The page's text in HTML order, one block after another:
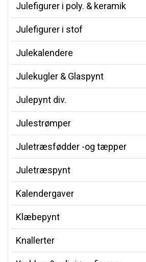
Julefigurer i poly. & keramik
Julefigurer i stof
Julekalendere
Julekugler & Glaspynt
Julepynt div.
Julestrømper
Juletræsfødder -og tæpper
Juletræspynt
Kalendergaver
Klæbepynt
Knallerter